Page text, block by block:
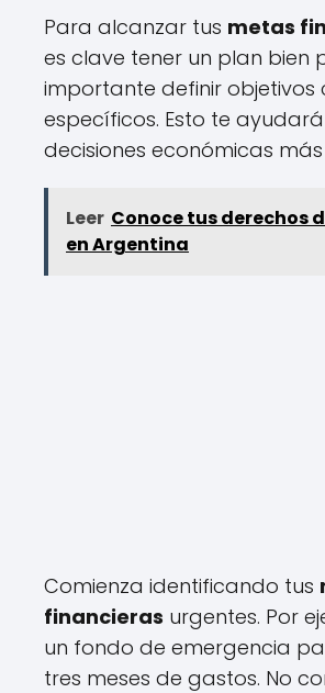
Para alcanzar tus metas
es clave tener un plan bien
importante definir objetivos
específicos. Esto te
decisiones económicas
Leer Conoce tus derechos
en Argentina
Comienza identificando tus
financieras urgentes. Por
un fondo de emergencia
tres meses de gastos. No